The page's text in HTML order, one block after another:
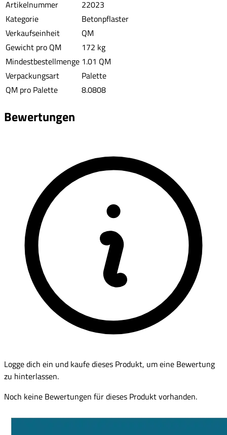
Artikelnummer
22023
Kategorie
Betonpflaster
Verkaufseinheit
QM
Gewicht pro QM
172 kg
Mindestbestellmenge 1.01 QM
Verpackungsart
Palette
QM pro Palette
8.0808
Bewertungen
Logge dich ein und kaufe dieses Produkt, um eine Bewertung
zu hinterlassen.
Noch keine Bewertungen für dieses Produkt vorhanden.